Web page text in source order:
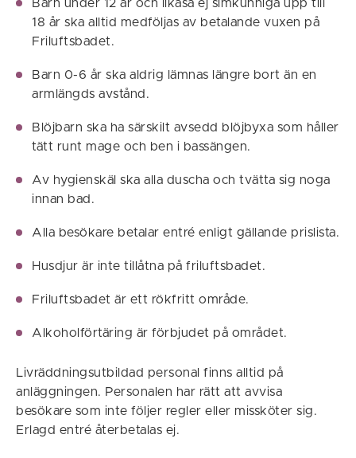
Barn under 12 år och likaså ej simkunniga upp till
18 år ska alltid medföljas av betalande vuxen på
Friluftsbadet.
Barn 0-6 år ska aldrig lämnas längre bort än en
armlängds avstånd.
Blöjbarn ska ha särskilt avsedd blöjbyxa som håller
tätt runt mage och ben i bassängen.
Av hygienskäl ska alla duscha och tvätta sig noga
innan bad.
Alla besökare betalar entré enligt gällande prislista.
Husdjur är inte tillåtna på friluftsbadet.
Friluftsbadet är ett rökfritt område.
Alkoholförtäring är förbjudet på området.
Livräddningsutbildad personal finns alltid på
anläggningen. Personalen har rätt att avvisa
besökare som inte följer regler eller missköter sig.
Erlagd entré återbetalas ej.